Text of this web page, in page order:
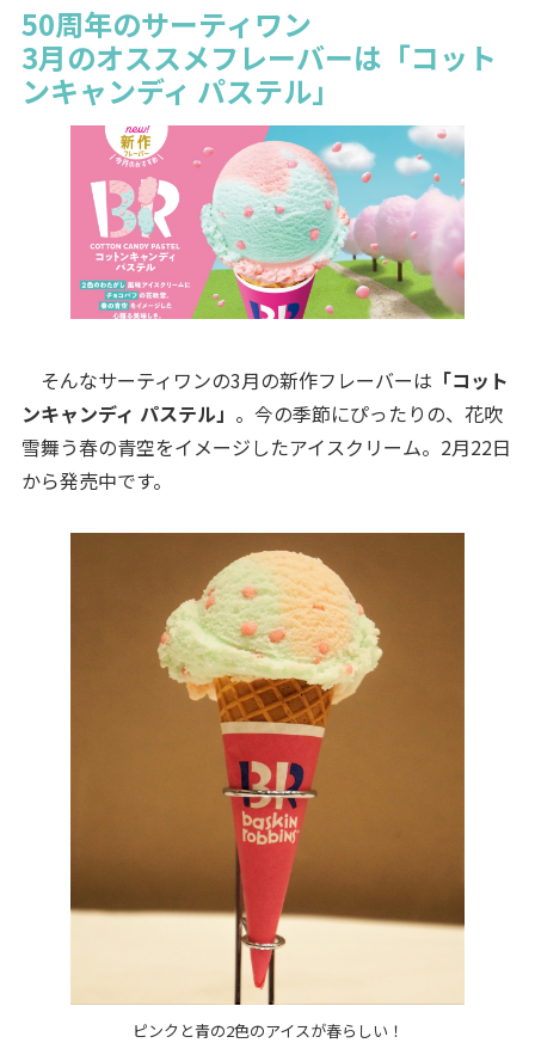
50周年のサーティワン
3月のオススメフレーバーは「コット
ンキャンディ パステル」
そんなサーティワンの3月の新作フレーバーは 「コット
ンキャンディ パステル」 。今の季節にぴったりの、花吹
雪舞う春の青空をイメージしたアイスクリーム。2月22日
から発売中です。
ピンクと青の2色のアイスが春らしい！